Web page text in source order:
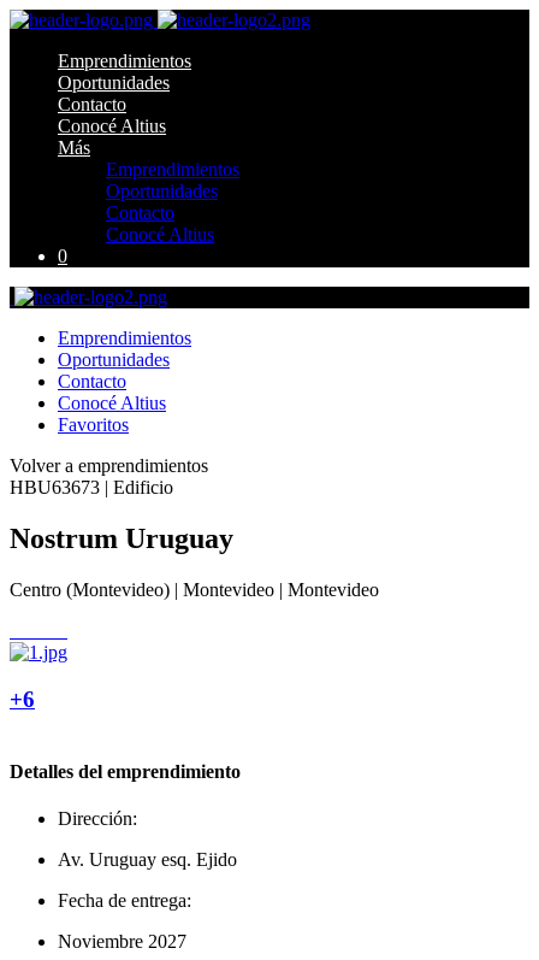
Emprendimientos
Oportunidades
Contacto
Conocé Altius
Más
Emprendimientos
Oportunidades
Contacto
Conocé Altius
0
Emprendimientos
Oportunidades
Contacto
Conocé Altius
Favoritos
Volver a emprendimientos
HBU63673 | Edificio
Nostrum Uruguay
Centro (Montevideo) | Montevideo | Montevideo
+6
Detalles del emprendimiento
Dirección:
Av. Uruguay esq. Ejido
Fecha de entrega:
Noviembre 2027